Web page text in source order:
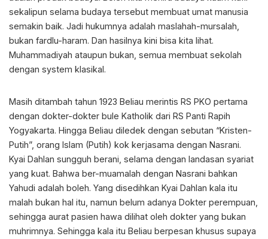
sekalipun selama budaya tersebut membuat umat manusia
semakin baik. Jadi hukumnya adalah maslahah-mursalah,
bukan fardlu-haram. Dan hasilnya kini bisa kita lihat.
Muhammadiyah ataupun bukan, semua membuat sekolah
dengan system klasikal.
Masih ditambah tahun 1923 Beliau merintis RS PKO pertama
dengan dokter-dokter bule Katholik dari RS Panti Rapih
Yogyakarta. Hingga Beliau diledek dengan sebutan “Kristen-
Putih”, orang Islam (Putih) kok kerjasama dengan Nasrani.
Kyai Dahlan sungguh berani, selama dengan landasan syariat
yang kuat. Bahwa ber-muamalah dengan Nasrani bahkan
Yahudi adalah boleh. Yang disedihkan Kyai Dahlan kala itu
malah bukan hal itu, namun belum adanya Dokter perempuan,
sehingga aurat pasien hawa dilihat oleh dokter yang bukan
muhrimnya. Sehingga kala itu Beliau berpesan khusus supaya